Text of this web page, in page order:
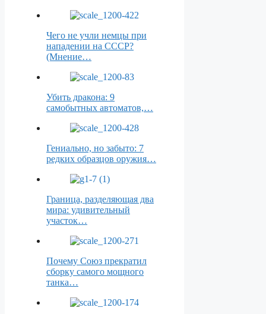
Чего не учли немцы при
нападении на СССР?
(Мнение…
Убить дракона: 9
самобытных автоматов,…
Гениально, но забыто: 7
редких образцов оружия…
Граница, разделяющая два
мира: удивительный
участок…
Почему Союз прекратил
сборку самого мощного
танка…